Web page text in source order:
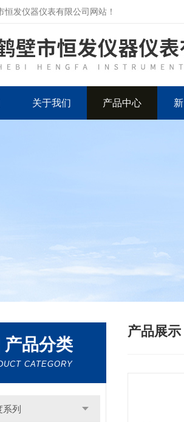
恒发仪器仪表有限公司网站！
关于我们 产品中心
产品分类
CATEGORY
列
产品展示